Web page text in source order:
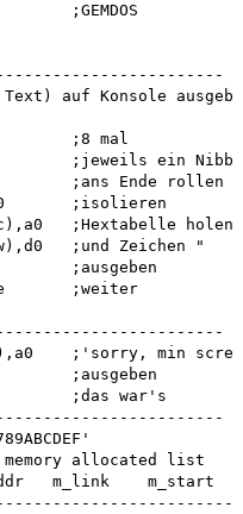
;GEMDOS
auf Konsole
;8 mal
;jeweils ein
;ans Ende rollen
;isolieren
;Hextabelle holen
;und Zeichen "
;ausgeben
;weiter
;'sorry, min
;ausgeben
;das war's
allocated list
m_link    m_start